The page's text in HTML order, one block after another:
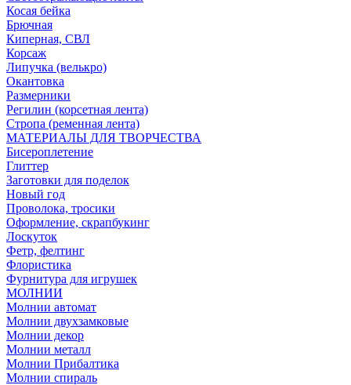
Косая бейка
Брючная
Киперная, СВЛ
Корсаж
Липучка (велькро)
Окантовка
Размерники
Регилин (корсетная лента)
Стропа (ременная лента)
МАТЕРИАЛЫ ДЛЯ ТВОРЧЕСТВА
Бисероплетение
Глиттер
Заготовки для поделок
Новый год
Проволока, тросики
Оформление, скрапбукинг
Лоскуток
Фетр, фелтинг
Флористика
Фурнитура для игрушек
МОЛНИИ
Молнии автомат
Молнии двухзамковые
Молнии декор
Молнии металл
Молнии Прибалтика
Молнии спираль